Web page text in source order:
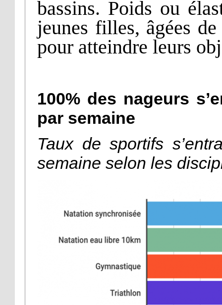
bassins. Poids ou
jeunes filles, âgées
pour atteindre leurs
100% des nageurs
par semaine
Taux de sportifs
semaine selon les